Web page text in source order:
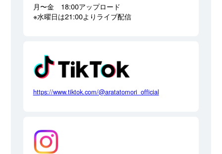
月〜金 18:00アップロード
※水曜日は21:00よりライブ配信
https://www.tiktok.com/@aratatomori_official